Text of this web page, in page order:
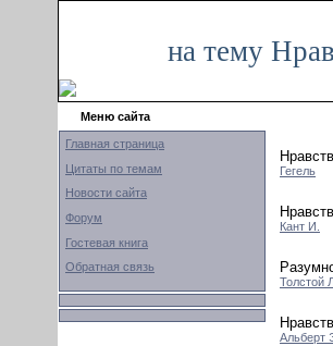
на тему
Меню сайта
Главная страница
Цитаты по темам
Новости сайта
Форум
Гостевая книга
Обратная связь
Гегель
Кант И.
Толстой
Альберт